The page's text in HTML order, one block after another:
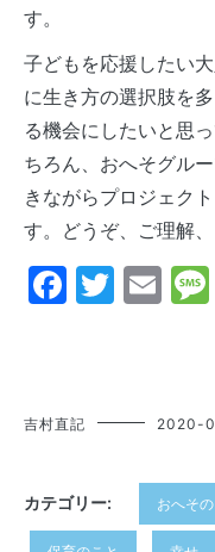
す。
子どもを応援したい
に生き方の選択肢を
る機会にしたいと思
ちろん、おへそグル
きながらプロジェク
す。どうぞ、ご理解
吉村直記 2020-
カテゴリー: おへその